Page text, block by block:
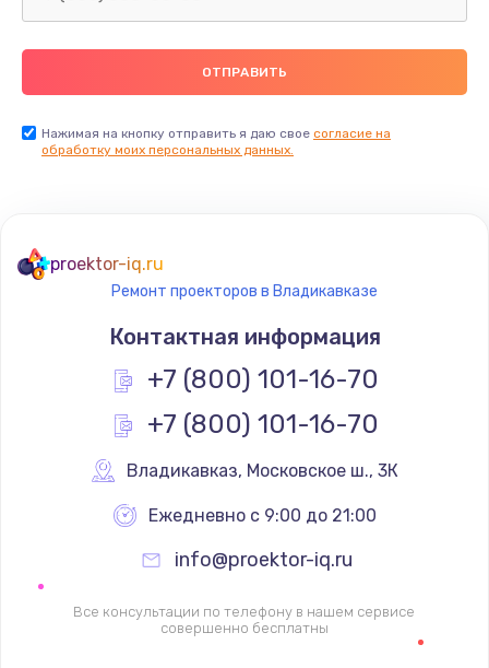
Нажимая на кнопку отправить я даю свое согласие на
обработку моих персональных данных.
proektor-iq.ru
Ремонт проекторов в Владикавказе
Контактная информация
+7 (800) 101-16-70
+7 (800) 101-16-70
Владикавказ, Московское ш., 3К
Ежедневно с 9:00 до 21:00
info@proektor-iq.ru
Все консультации по телефону в нашем сервисе
совершенно бесплатны